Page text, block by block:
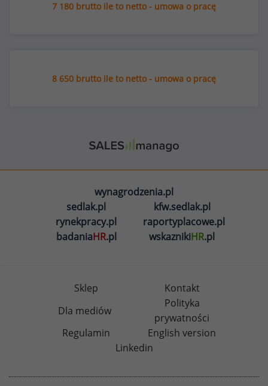
7 180 brutto ile to netto - umowa o pracę
8 650 brutto ile to netto - umowa o pracę
wynagrodzenia.pl
sedlak.pl
kfw.sedlak.pl
rynekpracy.pl
raportyplacowe.pl
badaniaHR.pl wskaznikiHR.pl
Sklep
Kontakt
Dla mediów
Polityka
prywatności
Regulamin
English version
Linkedin